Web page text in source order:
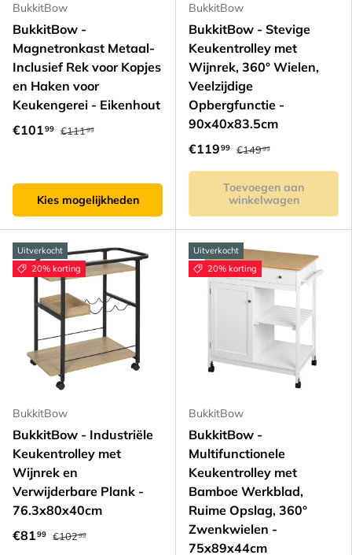
BukkitBow
BukkitBow -
Magnetronkast Metaal-
Inclusief Rek voor Kopjes
en Haken voor
Keukengerei - Eikenhout
€10199 €11199
Kies mogelijkheden
BukkitBow
BukkitBow - Stevige
Keukentrolley met
Wijnrek, 360° Wielen,
Veelzijdige
Opbergfunctie -
90x40x83.5cm
€11999 €14999
Toevoegen aan
winkelwagen
Uitverkocht
20% korting
BukkitBow
BukkitBow - Industriële
Keukentrolley met
Wijnrek en
Verwijderbare Plank -
76.3x80x40cm
€8199 €10299
Uitverkocht
20% korting
BukkitBow
BukkitBow -
Multifunctionele
Keukentrolley met
Bamboe Werkblad,
Ruime Opslag, 360°
Zwenkwielen -
75x89x44cm